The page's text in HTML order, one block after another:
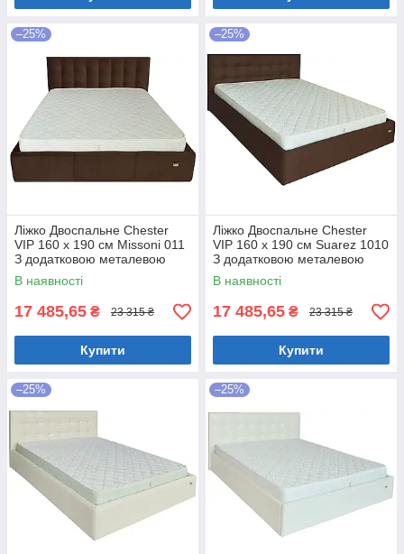
–25%
Ліжко Двоспальне Chester
VIP 160 х 190 см Missoni 011
З додатковою металевою
цільнозварною рамою
Темно-коричневий
В наявності
17 485,65 ₴ 23 315 ₴
Купити
–25%
Ліжко Двоспальне Chester
VIP 160 х 190 см Suarez 1010
З додатковою металевою
цільнозварною рамою
Коричневий
В наявності
17 485,65 ₴ 23 315 ₴
Купити
–25% –25%